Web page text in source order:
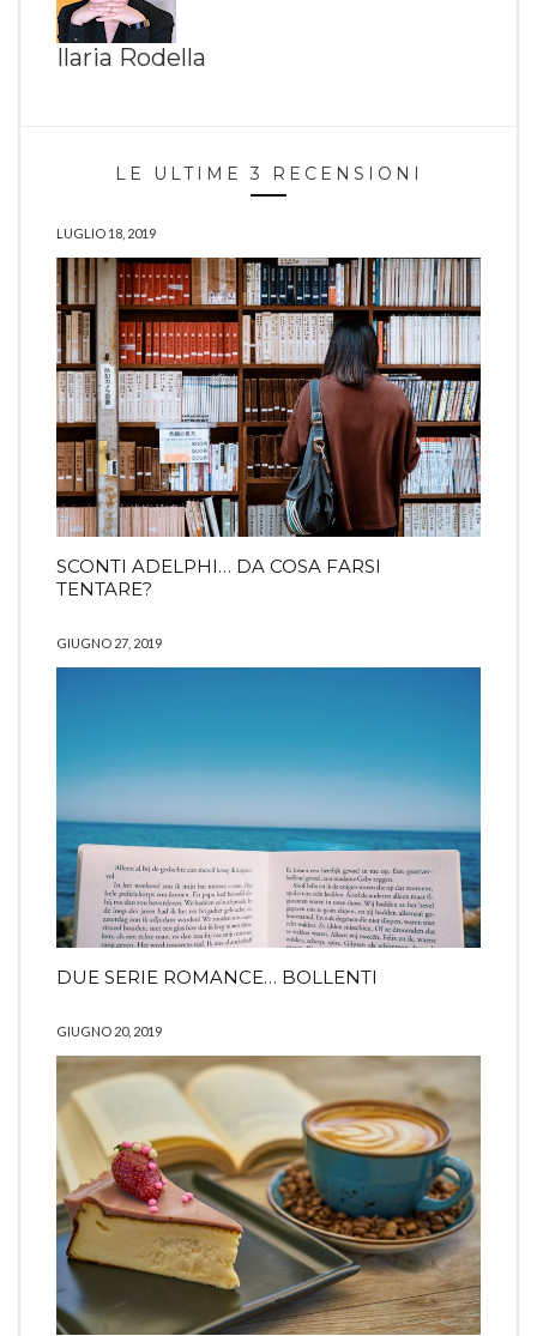
Ilaria Rodella
LE ULTIME 3 RECENSIONI
LUGLIO 18, 2019
SCONTI ADELPHI… DA COSA FARSI
TENTARE?
GIUGNO 27, 2019
DUE SERIE ROMANCE… BOLLENTI
GIUGNO 20, 2019